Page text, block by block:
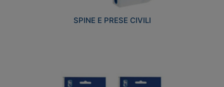
SPINE E PRESE CIVILI